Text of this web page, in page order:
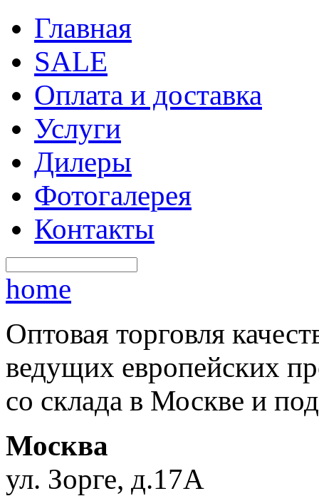
Главная
SALE
Оплата и доставка
Услуги
Дилеры
Фотогалерея
Контакты
home
Оптовая торговля
ведущих европейских
со склада в Москве и под
Москва
ул. Зорге, д.17А